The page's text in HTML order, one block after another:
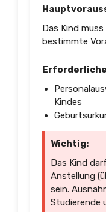
Das Kind
bestimmte
Kindes
Wichtig:
Das Kind
Anstellung
sein.
Studierende